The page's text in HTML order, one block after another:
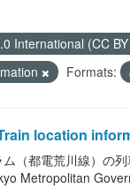
International (CC
Formats:
location
（都電荒川線）の
Metropolitan